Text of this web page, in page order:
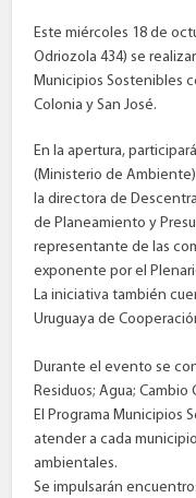
Este miércoles 18 de
Odriozola 434) se
Municipios Sostenibles
Colonia y San José.
En la apertura,
(Ministerio de
la directora de
de Planeamiento y
representante de las
exponente por el
La iniciativa también
Uruguaya de
Durante el evento se
Residuos; Agua; Cambio
El Programa Municipios
atender a cada
ambientales.
Se impulsarán